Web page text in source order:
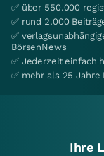
✅ über 550.000
✅ rund 2.000
✅
BörsenNews
✅ Jederzeit einfach
✅ mehr als 25 Jahre
Ihre